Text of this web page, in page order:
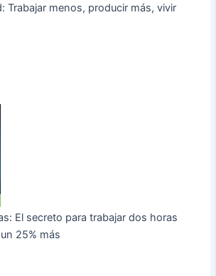
Trabajar menos, producir más, vivir
El secreto para trabajar dos horas
25% más